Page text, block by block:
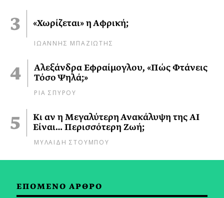
«Χωρίζεται» η Αφρική;
ΙΩΑΝΝΗΣ ΜΠΑΖΙΩΤΗΣ
Αλεξάνδρα Εφραίμογλου, «Πώς Φτάνεις
Τόσο Ψηλά;»
ΡΙΑ ΣΠΥΡΟΥ
Κι αν η Μεγαλύτερη Ανακάλυψη της AI
Είναι… Περισσότερη Ζωή;
ΜΥΛΑΙΔΗ ΣΤΟΥΜΠΟΥ
ΕΠΟΜΕΝΟ ΑΡΘΡΟ